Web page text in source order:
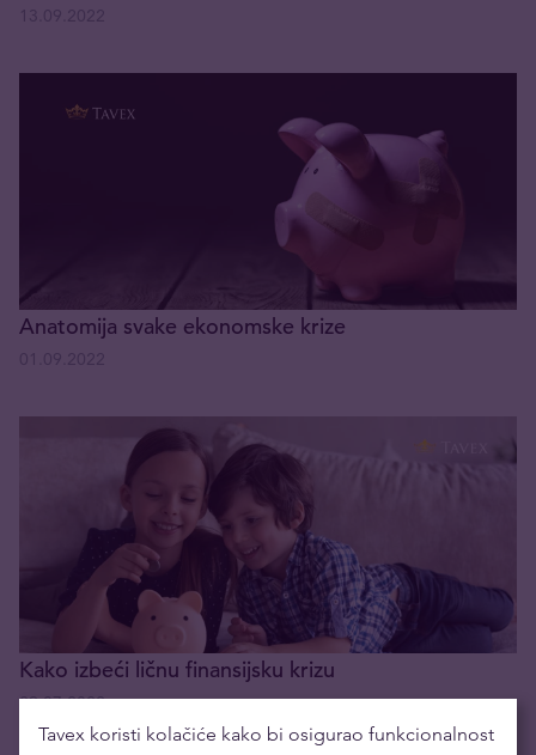
Anatomija svake ekonomske krize
Kako izbeći ličnu finansijsku krizu
29.07.2022
Tavex koristi kolačiće kako bi osigurao funkcionalnost